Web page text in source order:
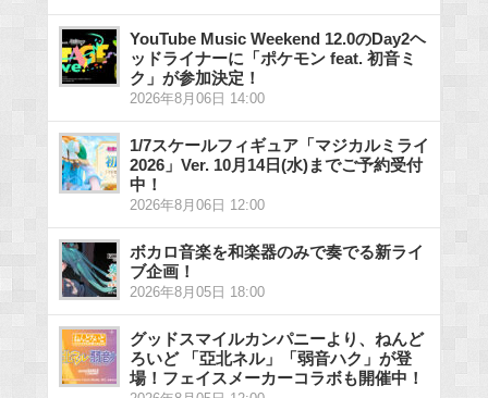
YouTube Music Weekend 12.0のDay2ヘ
ッドライナーに「ポケモン feat. 初音ミ
ク」が参加決定！
2026年8月06日 14:00
1/7スケールフィギュア「マジカルミライ
2026」Ver. 10月14日(水)までご予約受付
中！
2026年8月06日 12:00
ボカロ音楽を和楽器のみで奏でる新ライ
ブ企画！
2026年8月05日 18:00
グッドスマイルカンパニーより、ねんど
ろいど 「亞北ネル」「弱音ハク」が登
場！フェイスメーカーコラボも開催中！